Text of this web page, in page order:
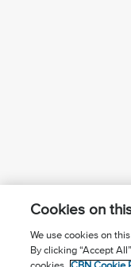
¿Conoces a
Cookies on
We use cookies on
By clicking “Accept